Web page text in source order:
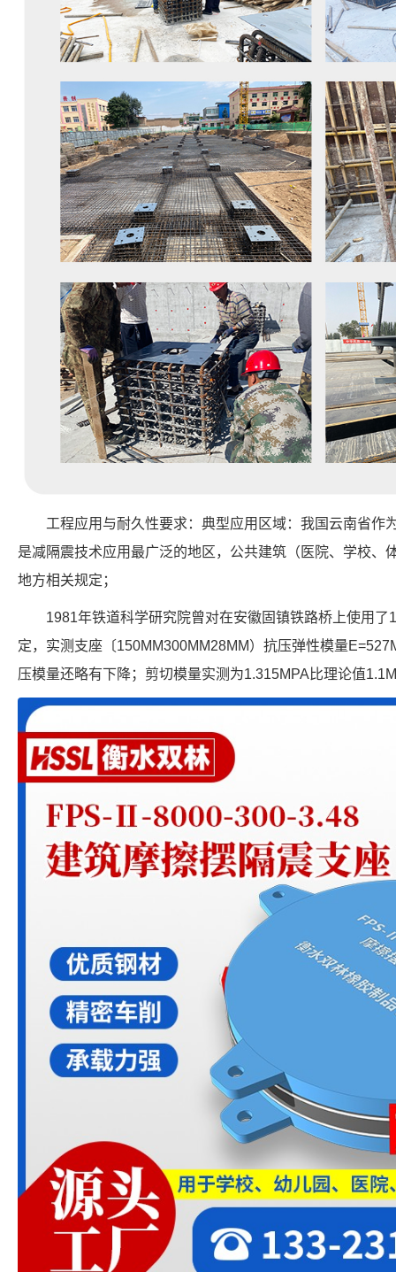
工程应用与耐久性要求：典型应用区域：我国云南省作
是减隔震技术应用最广泛的地区，公共建筑（医院、学校、
地方相关规定；
1981年铁道科学研究院曾对在安徽固镇铁路桥上使用
定，实测支座〔150MM300MM28MM）抗压弹性模量
压模量还略有下降；剪切模量实测为1.315MPA比理论值